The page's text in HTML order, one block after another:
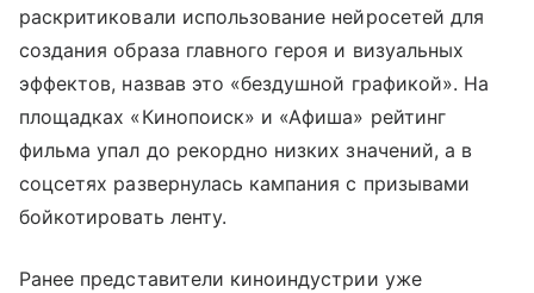
раскритиковали использование нейросетей для
создания образа главного героя и визуальных
эффектов, назвав это «бездушной графикой». На
площадках «Кинопоиск» и «Афиша» рейтинг
фильма упал до рекордно низких значений, а в
соцсетях развернулась кампания с призывами
бойкотировать ленту.
Ранее представители киноиндустрии уже